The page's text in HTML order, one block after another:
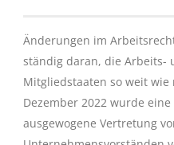
Änderungen im
ständig daran, die Arbeits-
Mitgliedstaaten so weit
Dezember 2022 wurde
ausgewogene Vertretung